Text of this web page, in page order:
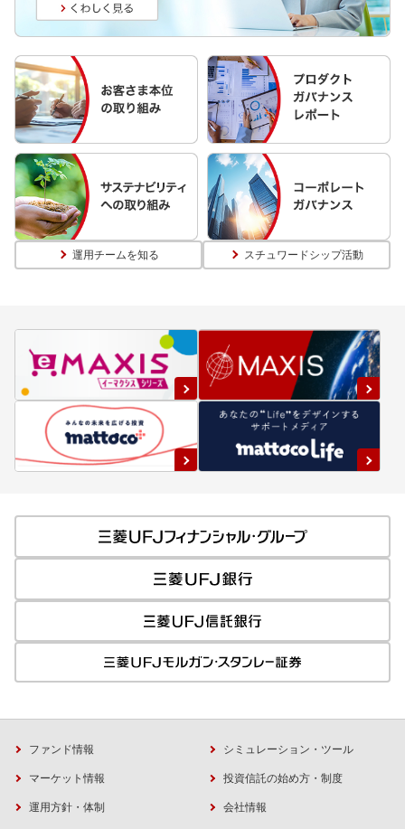
運用チームを知る スチュワードシップ活動
ファンド情報 シミュレーション・ツール
マーケット情報 投資信託の始め方・制度
運用方針・体制 会社情報